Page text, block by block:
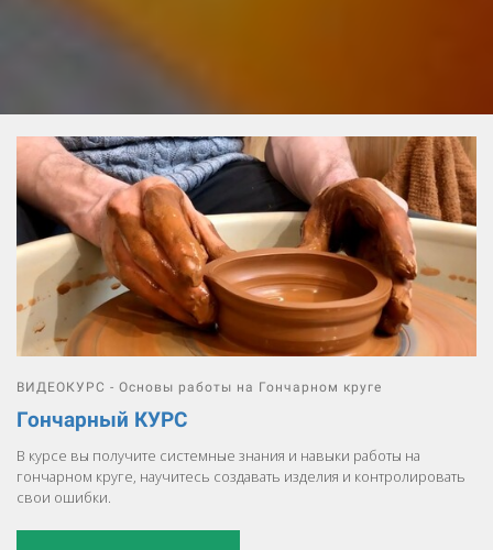
ВИДЕОКУРС - Основы работы на Гончарном круге
Гончарный КУРС
В курсе вы получите системные знания и навыки работы на
гончарном круге, научитесь создавать изделия и контролировать
свои ошибки.